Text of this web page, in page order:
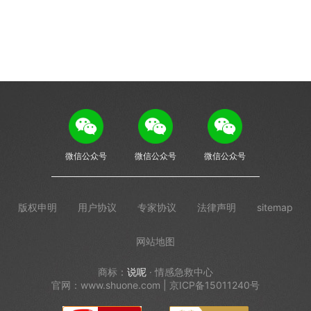
微信公众号 微信公众号 微信公众号
版权申明 用户协议 专家协议 法律声明 sitemap
网站地图
商标： 说呢 · 情感急救中心
官网：www.shuone.com | 京ICP备15011240号